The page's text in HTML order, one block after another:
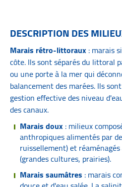
DESCRIPTION DES
Marais rétro-littoraux: marais
côte. Ils sont séparés du littoral
ou une porte à la mer qui
balancement des marées. Ils
gestion effective des niveau
des canaux.
Marais doux: milieux
anthropiques alimentés par
ruissellement) et
(grandes cultures, prairies).
Marais saumâtres : marais